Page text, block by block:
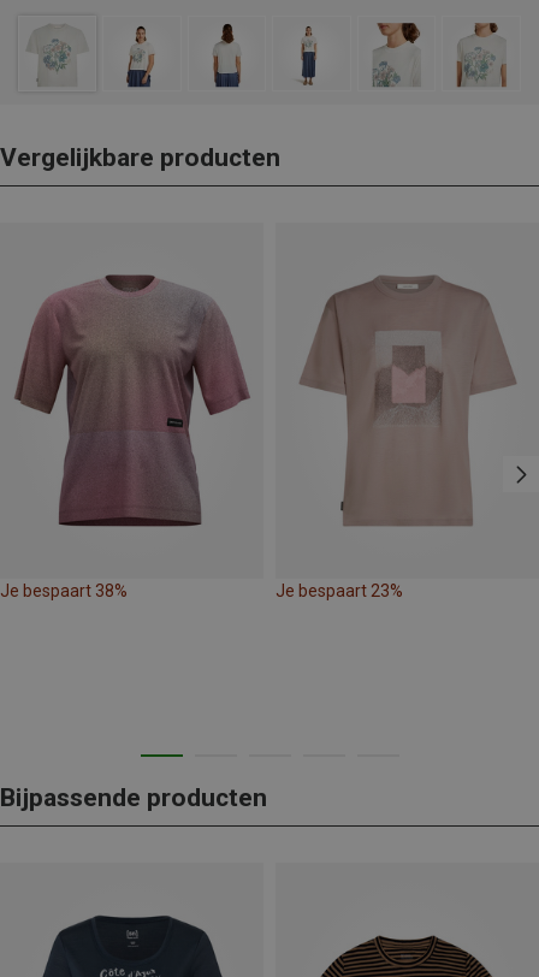
Vergelijkbare producten
Je bespaart 38% Je bespaart 23%
Bijpassende producten